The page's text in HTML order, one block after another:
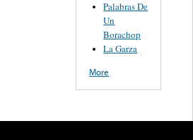
Palabras De
Un
Borachop
La Garza
More